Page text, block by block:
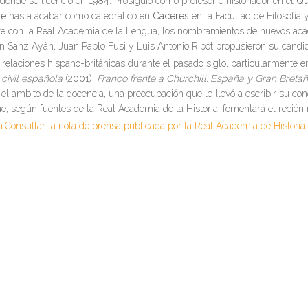
hasta acabar como catedrático en Cáceres en la Facultad de Filosofía
la Real Academia de la Lengua, los nombramientos de nuevos
Sanz Ayán, Juan Pablo Fusi y Luis Antonio Ribot propusieron su
hispano-británicas durante el pasado siglo, particularmente
española (2001), Franco frente a Churchill. España y Gran
ámbito de la docencia, una preocupación que le llevó a escribir su
según fuentes de la Real Academia de la Historia, fomentará el
la nota de prensa publicada por la Real Academia de Historia.